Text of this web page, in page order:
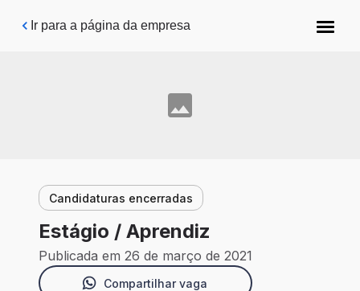
Pular para o conteúdo principal
Ir para a página da empresa
Candidaturas encerradas
Estágio / Aprendiz
Publicada em 26 de março de 2021
Compartilhar vaga